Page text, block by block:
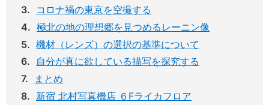
コロナ禍の東京を空撮する
極北の地の理想郷を見つめるレーニン像
機材（レンズ）の選択の基準について
自分が真に欲している描写を探究する
まとめ
新宿 北村写真機店 ６Fライカフロア